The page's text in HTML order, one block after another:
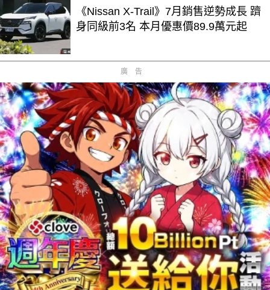
《Nissan X-Trail》7月銷售逆勢成長 躋
身同級前3名 本月優惠價89.9萬元起
廣告